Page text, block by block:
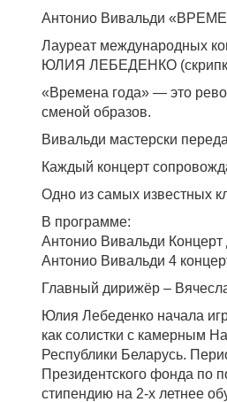
Антонио Вивальди
Лауреат международных
ЮЛИЯ ЛЕБЕДЕНКО
«Времена года» — это
сменой образов.
Вивальди мастерски
Каждый концерт
Одно из самых известных
В программе:
Антонио Вивальди
Антонио Вивальди 4
Главный дирижёр –
Юлия Лебеденко начала
как солистки с камерным
Республики Беларусь.
Президентского фонда по
стипендию на 2-х летнее